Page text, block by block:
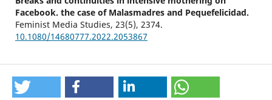
Facebook. the case of Malasmadres and Pequefelicidad.
Feminist Media Studies, 23(5), 2374.
10.1080/14680777.2022.2053867